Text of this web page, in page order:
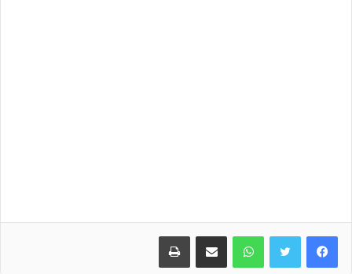
Facebook
Twitter
WhatsApp
Share via Email
Print